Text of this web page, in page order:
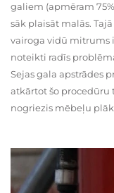
galiem (apmēram
sāk plaisāt malās.
vairoga vidū mitrums
noteikti radīs
Sejas gala apstrādes
atkārtot šo procedūru
nogriezis mēbeļu